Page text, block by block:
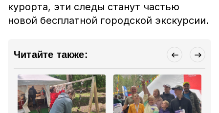
курорта, эти следы станут частью
новой бесплатной городской экскурсии.
Читайте также: